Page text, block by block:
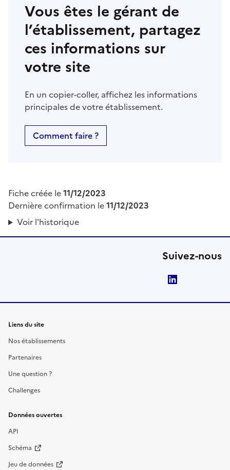
Vous êtes le gérant de
l’établissement, partagez
ces informations sur
votre site
En un copier-coller, affichez les informations
principales de votre établissement.
Comment faire ?
Fiche créée le11/12/2023
Dernière confirmation le11/12/2023
Voir l'historique
Suivez-nous
Liens du site
Nos établissements
Partenaires
Une question ?
Challenges
Données ouvertes
API
Schéma
Jeu de données